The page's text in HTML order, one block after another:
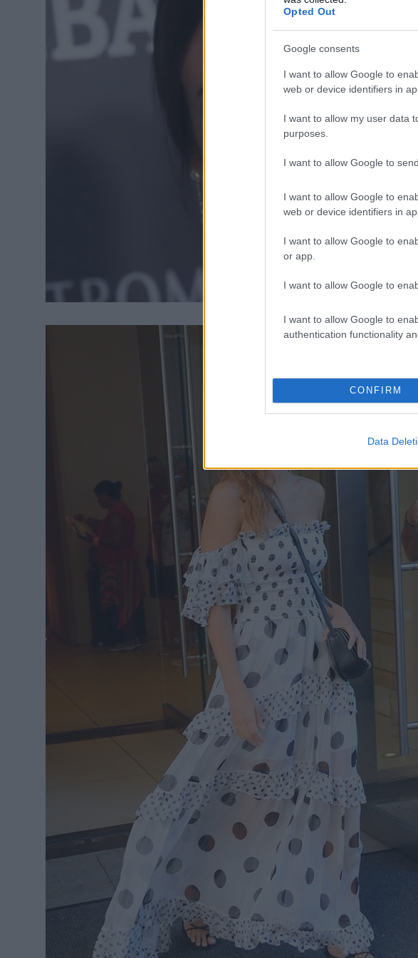
Opted Out
Google consents
I want to allow Google to
web or device identifiers in
I want to allow my user data
purposes.
I want to allow Google to
I want to allow Google to
web or device identifiers in
I want to allow Google to
or app.
I want to allow Google to
I want to allow Google to
authentication functionality
CONFIRM
Data